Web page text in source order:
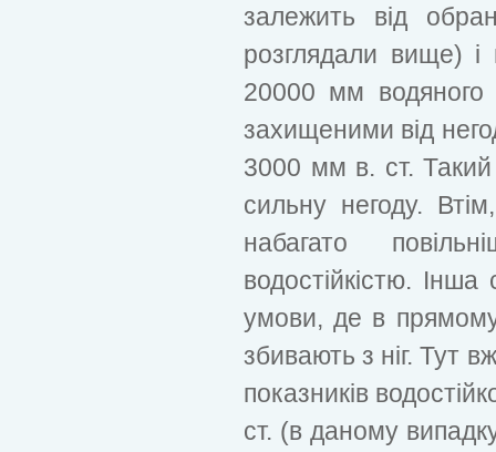
залежить від
розглядали вище)
20000 мм водяного
захищеними від
3000 мм в. ст.
сильну негоду.
набагато
водостійкістю. Інша
умови, де в прямому
збивають з ніг. Тут
показників
ст. (в даному